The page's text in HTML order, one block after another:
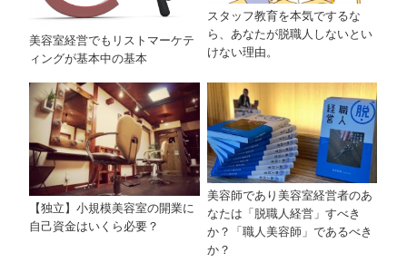
美容室経営でもリストマーケテ
ィングが基本中の基本
スタッフ教育を本気でするな
ら、あなたが脱職人しないとい
けない理由。
【独立】小規模美容室の開業に
自己資金はいくら必要？
美容師であり美容室経営者のあ
なたは「脱職人経営」すべき
か？「職人美容師」であるべき
か？